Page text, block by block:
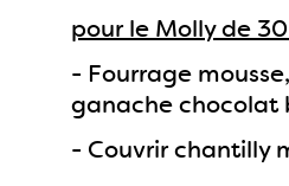
pour le Molly de
- Fourrage
ganache chocolat
- Couvrir chantilly